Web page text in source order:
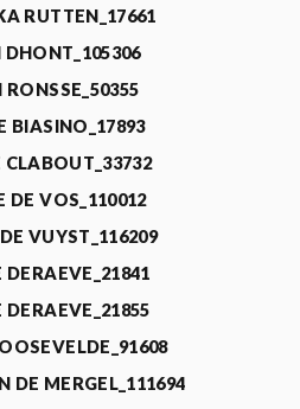
RUTTEN_17661
BIASINO_17893
DE VOS_110012
VUYST_116209
DE MERGEL_111694